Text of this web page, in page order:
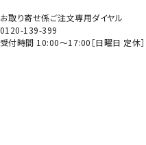
お取り寄せ係ご注文専用ダイヤル
0120-139-399
受付時間 10:00～17:00［日曜日 定休］